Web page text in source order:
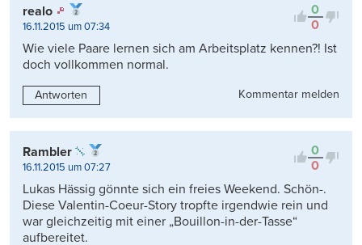
0
0
realo
16.11.2015 um 07:34
Wie viele Paare lernen sich am Arbeitsplatz kennen?! Ist
doch vollkommen normal.
Antworten Kommentar melden
0
0
Rambler
16.11.2015 um 07:27
Lukas Hässig gönnte sich ein freies Weekend. Schön-.
Diese Valentin-Coeur-Story tropfte irgendwie rein und
war gleichzeitig mit einer „Bouillon-in-der-Tasse“
aufbereitet.